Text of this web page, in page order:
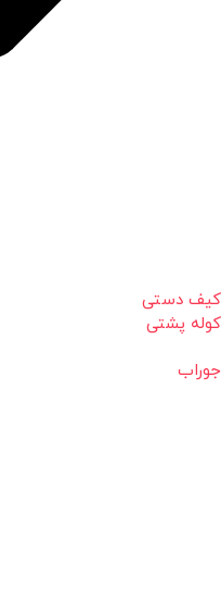
کیف دستی
کوله پشتی
جوراب